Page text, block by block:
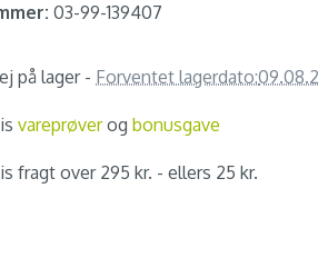
03-99-139407
på lager - Forventet lagerdato:
vareprøverog bonusgave
fragt over 295 kr. - ellers 25 kr.